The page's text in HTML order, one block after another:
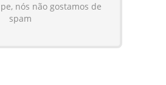
nós não gostamos de
spam